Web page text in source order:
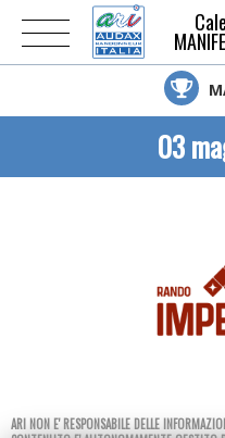
03
ARI NON E' RESPONSABILE DELLE